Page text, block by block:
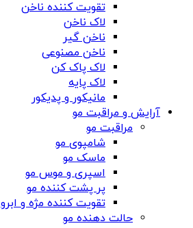
تقویت کننده ناخن
لاک ناخن
ناخن گیر
ناخن مصنوعی
لاک پاک کن
لاک پایه
مانیکور و پدیکور
آرایش و مراقبت مو
مراقبت مو
شامپوی مو
ماسک مو
اسپری و موس مو
پر پشت کننده مو
تقویت کننده مژه و ابرو
حالت دهنده مو